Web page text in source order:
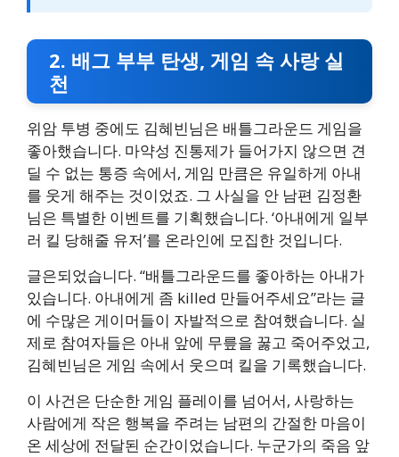
2. 배그 부부 탄생, 게임 속 사랑 실
천
위암 투병 중에도 김혜빈님은 배틀그라운드 게임을
좋아했습니다. 마약성 진통제가 들어가지 않으면 견
딜 수 없는 통증 속에서, 게임 만큼은 유일하게 아내
를 웃게 해주는 것이었죠. 그 사실을 안 남편 김정환
님은 특별한 이벤트를 기획했습니다. ‘아내에게 일부
러 킬 당해줄 유저’를 온라인에 모집한 것입니다.
글은되었습니다. “배틀그라운드를 좋아하는 아내가
있습니다. 아내에게 좀 killed 만들어주세요”라는 글
에 수많은 게이머들이 자발적으로 참여했습니다. 실
제로 참여자들은 아내 앞에 무릎을 꿇고 죽어주었고,
김혜빈님은 게임 속에서 웃으며 킬을 기록했습니다.
이 사건은 단순한 게임 플레이를 넘어서, 사랑하는
사람에게 작은 행복을 주려는 남편의 간절한 마음이
온 세상에 전달된 순간이었습니다. 누군가의 죽음 앞